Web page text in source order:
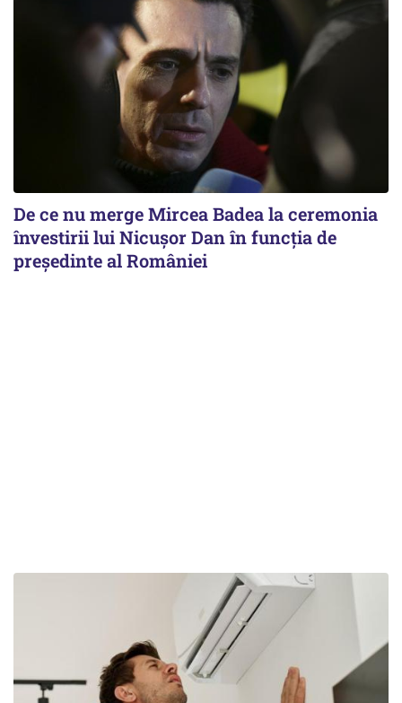
De ce nu merge Mircea Badea la ceremonia
învestirii lui Nicușor Dan în funcția de
președinte al României